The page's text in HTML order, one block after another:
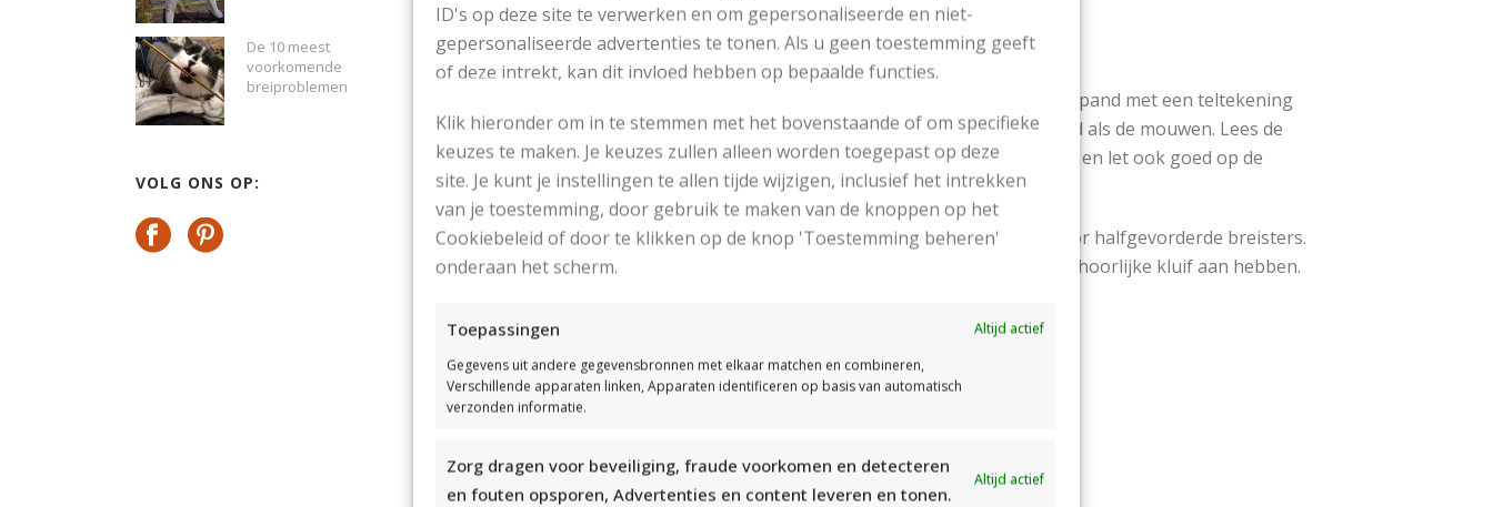
ID's op deze site te verwerken en om gepersonaliseerde en niet-
gepersonaliseerde advertenties te tonen. Als u geen toestemming geeft
of deze intrekt, kan dit invloed hebben op bepaalde functies.
Klik hieronder om in te stemmen met het bovenstaande of om specifieke
keuzes te maken. Je keuzes zullen alleen worden toegepast op deze
site. Je kunt je instellingen te allen tijde wijzigen, inclusief het intrekken
van je toestemming, door gebruik te maken van de knoppen op het
Cookiebeleid of door te klikken op de knop 'Toestemming beheren'
onderaan het scherm.
Toepassingen
Altijd actief
Gegevens uit andere gegevensbronnen met elkaar matchen en combineren,
Verschillende apparaten linken, Apparaten identificeren op basis van automatisch
verzonden informatie.
Zorg dragen voor beveiliging, fraude voorkomen en detecteren
en fouten opsporen, Advertenties en content leveren en tonen.
Altijd actief
Damestrui breien met strepen
De beschrijving is pand voor pand met een teltekening
voor zowel het rug/voorpand als de mouwen. Lees de
beschrijving eerst goed door en let ook goed op de
gebruikte symbolen.
Deze trui is goed te doen voor halfgevorderde breisters.
Beginners zullen hier een behoorlijke kluif aan hebben.
De 10 meest
voorkomende
breiproblemen
VOLG ONS OP: